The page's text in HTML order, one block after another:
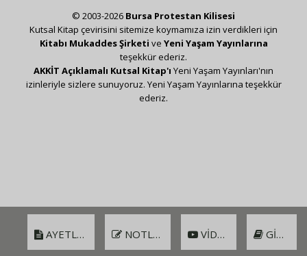
AYETLER NOTLAR VIDEO GIRIŞ
© 2003-2026 Bursa Protestan Kilisesi
Kutsal Kitap çevirisini sitemize koymamıza izin verdikleri için
Kitabı Mukaddes Şirketi ve Yeni Yaşam Yayınlarına
teşekkür ederiz.
AKKİT Açıklamalı Kutsal Kitap'ı Yeni Yaşam Yayınları'nın
izinleriyle sizlere sunuyoruz. Yeni Yaşam Yayınlarına teşekkür
ederiz.